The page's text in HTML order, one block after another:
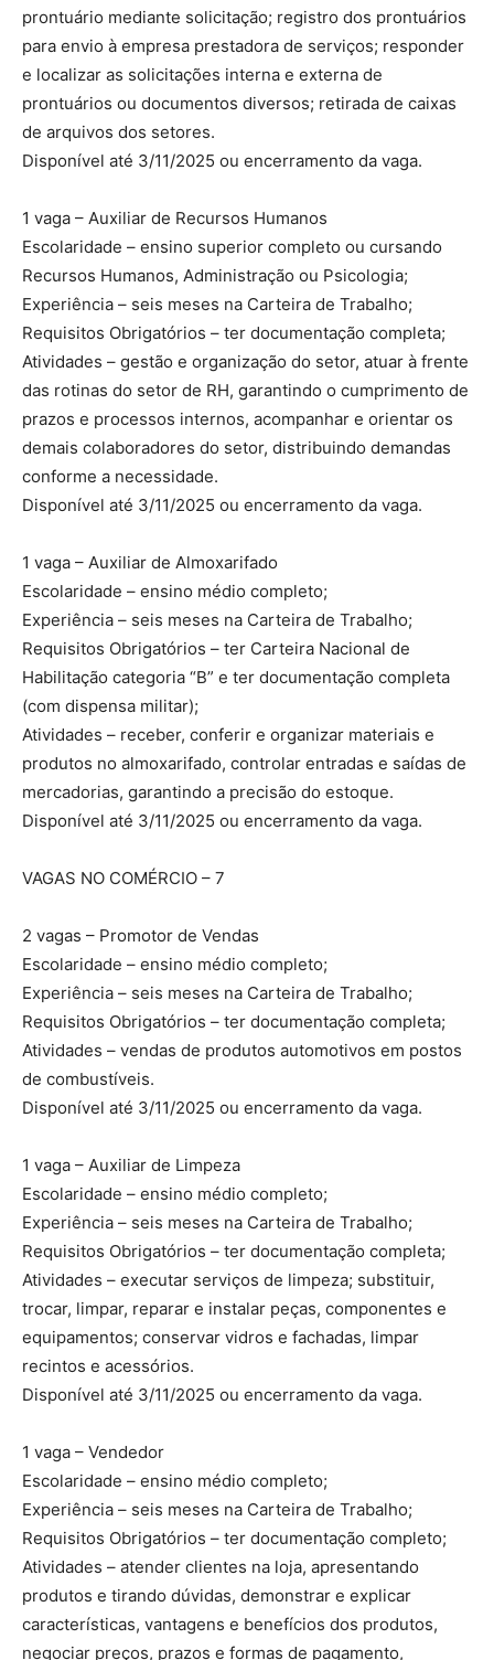
prontuário mediante solicitação; registro dos prontuários
para envio à empresa prestadora de serviços; responder
e localizar as solicitações interna e externa de
prontuários ou documentos diversos; retirada de caixas
de arquivos dos setores.
Disponível até 3/11/2025 ou encerramento da vaga.
1 vaga – Auxiliar de Recursos Humanos
Escolaridade – ensino superior completo ou cursando
Recursos Humanos, Administração ou Psicologia;
Experiência – seis meses na Carteira de Trabalho;
Requisitos Obrigatórios – ter documentação completa;
Atividades – gestão e organização do setor, atuar à frente
das rotinas do setor de RH, garantindo o cumprimento de
prazos e processos internos, acompanhar e orientar os
demais colaboradores do setor, distribuindo demandas
conforme a necessidade.
Disponível até 3/11/2025 ou encerramento da vaga.
1 vaga – Auxiliar de Almoxarifado
Escolaridade – ensino médio completo;
Experiência – seis meses na Carteira de Trabalho;
Requisitos Obrigatórios – ter Carteira Nacional de
Habilitação categoria “B” e ter documentação completa
(com dispensa militar);
Atividades – receber, conferir e organizar materiais e
produtos no almoxarifado, controlar entradas e saídas de
mercadorias, garantindo a precisão do estoque.
Disponível até 3/11/2025 ou encerramento da vaga.
VAGAS NO COMÉRCIO – 7
2 vagas – Promotor de Vendas
Escolaridade – ensino médio completo;
Experiência – seis meses na Carteira de Trabalho;
Requisitos Obrigatórios – ter documentação completa;
Atividades – vendas de produtos automotivos em postos
de combustíveis.
Disponível até 3/11/2025 ou encerramento da vaga.
1 vaga – Auxiliar de Limpeza
Escolaridade – ensino médio completo;
Experiência – seis meses na Carteira de Trabalho;
Requisitos Obrigatórios – ter documentação completa;
Atividades – executar serviços de limpeza; substituir,
trocar, limpar, reparar e instalar peças, componentes e
equipamentos; conservar vidros e fachadas, limpar
recintos e acessórios.
Disponível até 3/11/2025 ou encerramento da vaga.
1 vaga – Vendedor
Escolaridade – ensino médio completo;
Experiência – seis meses na Carteira de Trabalho;
Requisitos Obrigatórios – ter documentação completo;
Atividades – atender clientes na loja, apresentando
produtos e tirando dúvidas, demonstrar e explicar
características, vantagens e benefícios dos produtos,
negociar preços, prazos e formas de pagamento,